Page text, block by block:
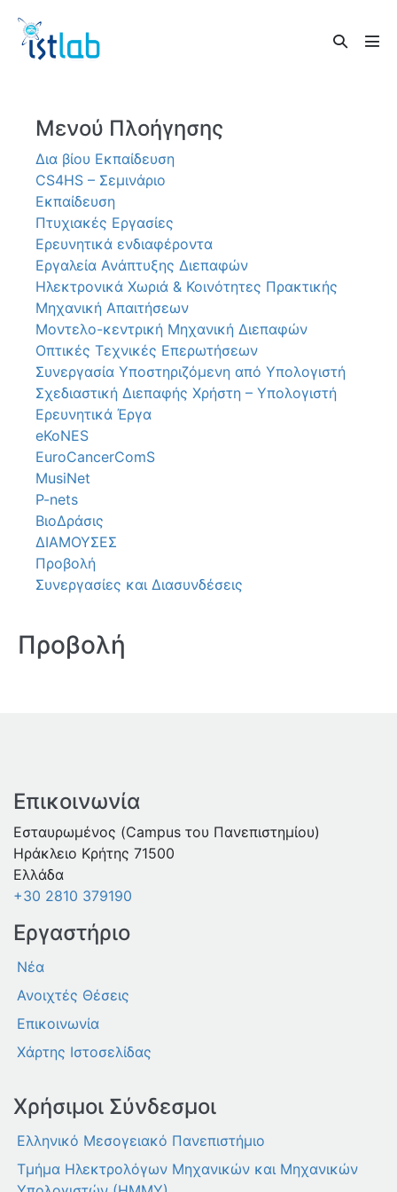
content
Search
Μενού Πλοήγησης
Δια βίου Εκπαίδευση
CS4HS – Σεμινάριο
Εκπαίδευση
Πτυχιακές Εργασίες
Ερευνητικά ενδιαφέροντα
Εργαλεία Ανάπτυξης Διεπαφών
Ηλεκτρονικά Χωριά & Κοινότητες Πρακτικής
Μηχανική Απαιτήσεων
Μοντελο-κεντρική Μηχανική Διεπαφών
Οπτικές Τεχνικές Επερωτήσεων
Συνεργασία Υποστηριζόμενη από Υπολογιστή
Σχεδιαστική Διεπαφής Χρήστη – Υπολογιστή
Ερευνητικά Έργα
eKoNES
EuroCancerComS
MusiNet
P-nets
ΒιοΔράσις
ΔΙΑΜΟΥΣΕΣ
Προβολή
Συνεργασίες και Διασυνδέσεις
Προβολή
Επικοινωνία
Εσταυρωμένος (Campus του Πανεπιστημίου)
Ηράκλειο Κρήτης 71500
Ελλάδα
+30 2810 379190
Εργαστήριο
Νέα
Ανοιχτές Θέσεις
Επικοινωνία
Χάρτης Ιστοσελίδας
Χρήσιμοι Σύνδεσμοι
Ελληνικό Μεσογειακό Πανεπιστήμιο
Τμήμα Ηλεκτρολόγων Μηχανικών και Μηχανικών